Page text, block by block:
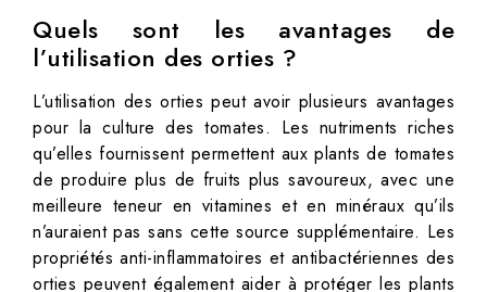
Quels sont les avantages de
l’utilisation des orties ?
L’utilisation des orties peut avoir plusieurs avantages
pour la culture des tomates. Les nutriments riches
qu’elles fournissent permettent aux plants de tomates
de produire plus de fruits plus savoureux, avec une
meilleure teneur en vitamines et en minéraux qu’ils
n’auraient pas sans cette source supplémentaire. Les
propriétés anti-inflammatoires et antibactériennes des
orties peuvent également aider à protéger les plants